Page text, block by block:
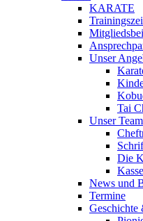
KARATE
Unser
Tai
Unser Team
Die
News und
Termine
Geschichte